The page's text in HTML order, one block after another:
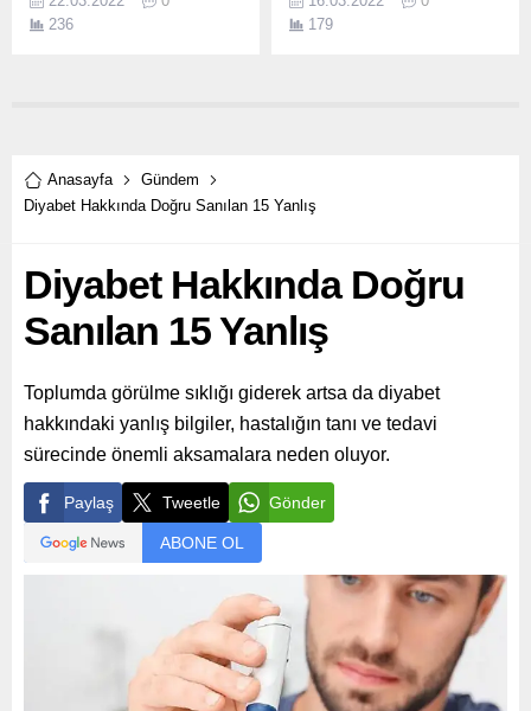
Başkanının da doğum günü
olduğunu öğrenen özel
236
Okuma etkinlikleri
kapsamında düzenlenen
179
Anasayfa
Gündem
Diyabet Hakkında Doğru Sanılan 15 Yanlış
Diyabet Hakkında Doğru
Sanılan 15 Yanlış
Toplumda görülme sıklığı giderek artsa da diyabet
hakkındaki yanlış bilgiler, hastalığın tanı ve tedavi
sürecinde önemli aksamalara neden oluyor.
Paylaş Tweetle Gönder
ABONE OL